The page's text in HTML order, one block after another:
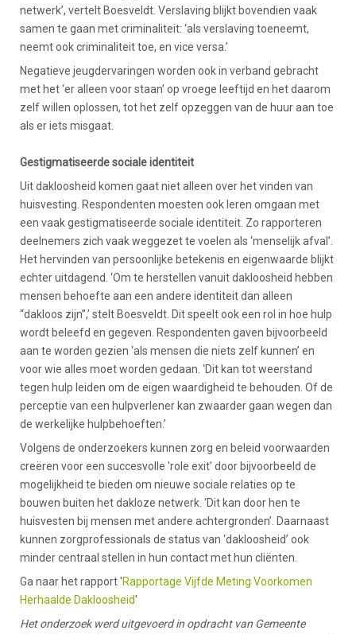
netwerk’, vertelt Boesveldt. Verslaving blijkt bovendien vaak
samen te gaan met criminaliteit: ‘als verslaving toeneemt,
neemt ook criminaliteit toe, en vice versa.’
Negatieve jeugdervaringen worden ook in verband gebracht
met het ‘er alleen voor staan’ op vroege leeftijd en het daarom
zelf willen oplossen, tot het zelf opzeggen van de huur aan toe
als er iets misgaat.
Gestigmatiseerde sociale identiteit
Uit dakloosheid komen gaat niet alleen over het vinden van
huisvesting. Respondenten moesten ook leren omgaan met
een vaak gestigmatiseerde sociale identiteit. Zo rapporteren
deelnemers zich vaak weggezet te voelen als ‘menselijk afval’.
Het hervinden van persoonlijke betekenis en eigenwaarde blijkt
echter uitdagend. ‘Om te herstellen vanuit dakloosheid hebben
mensen behoefte aan een andere identiteit dan alleen
“dakloos zijn”,’ stelt Boesveldt. Dit speelt ook een rol in hoe hulp
wordt beleefd en gegeven. Respondenten gaven bijvoorbeeld
aan te worden gezien ‘als mensen die niets zelf kunnen’ en
voor wie alles moet worden gedaan. ‘Dit kan tot weerstand
tegen hulp leiden om de eigen waardigheid te behouden. Of de
perceptie van een hulpverlener kan zwaarder gaan wegen dan
de werkelijke hulpbehoeften.’
Volgens de onderzoekers kunnen zorg en beleid voorwaarden
creëren voor een succesvolle 'role exit' door bijvoorbeeld de
mogelijkheid te bieden om nieuwe sociale relaties op te
bouwen buiten het dakloze netwerk. ‘Dit kan door hen te
huisvesten bij mensen met andere achtergronden’. Daarnaast
kunnen zorgprofessionals de status van ‘dakloosheid’ ook
minder centraal stellen in hun contact met hun cliënten.
Ga naar het rapport 'Rapportage Vijfde Meting Voorkomen
Herhaalde Dakloosheid'
Het onderzoek werd uitgevoerd in opdracht van Gemeente